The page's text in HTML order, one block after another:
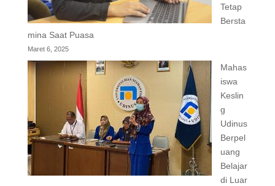
Tetap
Bersta
mina Saat Puasa
Maret 6, 2025
Mahas
iswa
Keslin
g
Udinus
Berpel
uang
Belajar
di Luar